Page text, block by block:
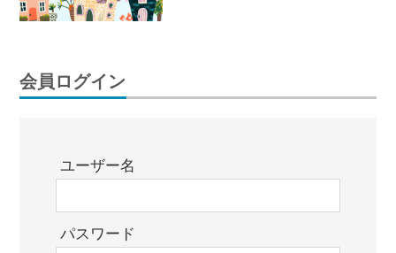
会員ログイン
ユーザー名
パスワード